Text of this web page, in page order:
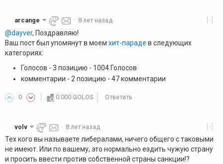
[-]
arcange · 8 лет назад
@dayver, Поздравляю!
Ваш пост был упомянут в моем хит-параде в следующих
категориях:
Голосов - 3 позицию - 1004 Голосов
комментарии - 2 позицию - 47 комментарии
0 0.000 GOLOS Ответить
[-]
volv · 8 лет назад
Тех кого вы называете либералами, ничего общего с таковыми
не имеют. Или по вашему, это нормально ездить чужую страну
и просить ввести против собственной страны санкции!?